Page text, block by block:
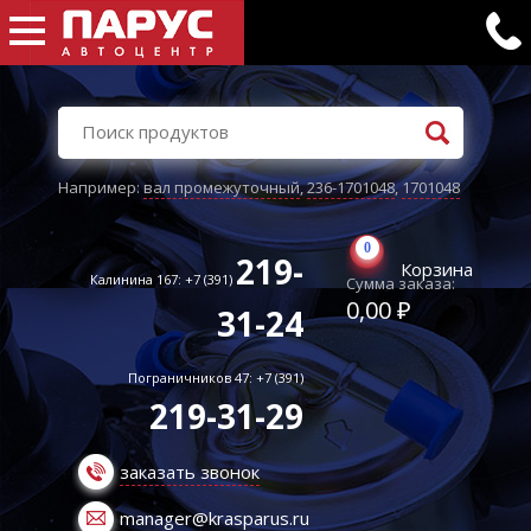
Например:вал промежуточный,236-1701048,1701048
Калинина 167: +7 (391) 219-
31-24
Пограничников 47: +7 (391)
219-31-29
заказать звонок
manager@krasparus.ru
0
Корзина
Сумма заказа:
0,00 ₽